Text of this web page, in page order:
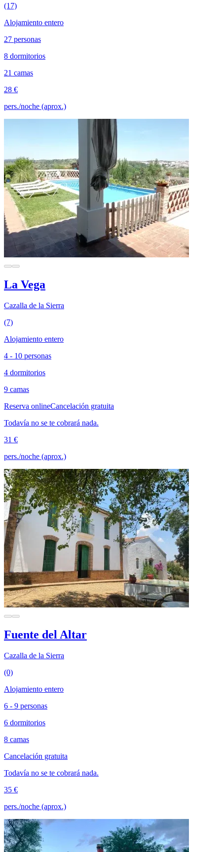
(17)
Alojamiento entero
27 personas
8 dormitorios
21 camas
28 €
pers./noche (aprox.)
La Vega
Cazalla de la Sierra
(7)
Alojamiento entero
4 - 10 personas
4 dormitorios
9 camas
Reserva onlineCancelación gratuita
Todavía no se te cobrará nada.
31 €
pers./noche (aprox.)
Fuente del Altar
Cazalla de la Sierra
(0)
Alojamiento entero
6 - 9 personas
6 dormitorios
8 camas
Cancelación gratuita
Todavía no se te cobrará nada.
35 €
pers./noche (aprox.)